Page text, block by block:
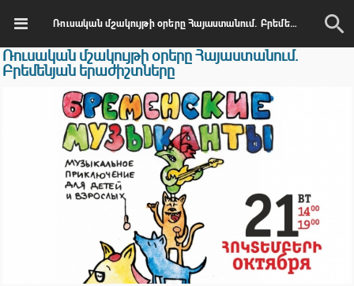
Ռուսական մշակույթի օրերը Հայաստանում. Բրեմենյան երաժիշտները
Ռուսական մշակույթի օրերը Հայաստանում.
Բրեմենյան երաժիշտները